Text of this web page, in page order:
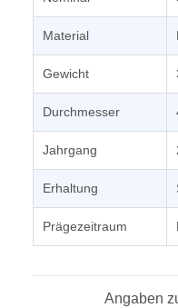
Material
Gewicht
Durchmesser
Jahrgang
Erhaltung
Prägezeitraum
Angaben